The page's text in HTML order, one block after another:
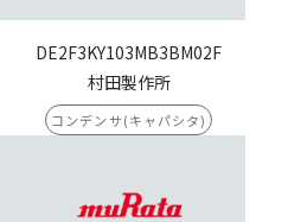
DE2F3KY103MB3BM02F
村田製作所
コンデンサ(キャパシタ)